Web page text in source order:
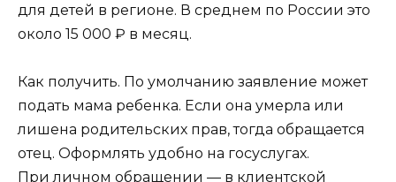
для детей в регионе. В среднем по России это
около 15 000 ₽ в месяц.
Как получить. По умолчанию заявление может
подать мама ребенка. Если она умерла или
лишена родительских прав, тогда обращается
отец. Оформлять удобно на госуслугах.
При личном обращении — в клиентской